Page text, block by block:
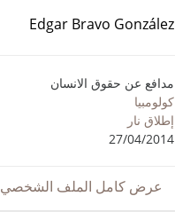
Edgar Bravo González
مدافع عن حقوق الانسان
كولومبيا
إطلاق نار
27/04/2014
عرض كامل الملف الشخصي